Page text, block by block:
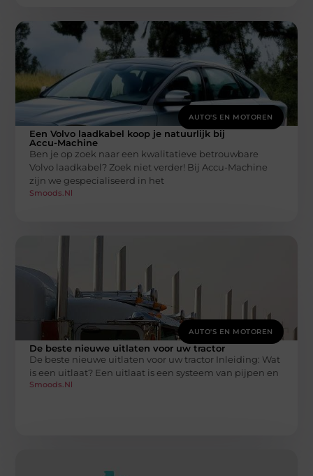
AUTO'S EN MOTOREN
Een Volvo laadkabel koop je natuurlijk bij
Accu-Machine
Ben je op zoek naar een kwalitatieve betrouwbare
Volvo laadkabel? Zoek niet verder! Bij Accu-Machine
zijn we gespecialiseerd in het
Smoods.nl
AUTO'S EN MOTOREN
De beste nieuwe uitlaten voor uw tractor
De beste nieuwe uitlaten voor uw tractor Inleiding: Wat
is een uitlaat? Een uitlaat is een systeem van pijpen en
Smoods.nl